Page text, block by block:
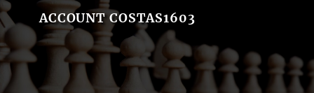
ACCOUNT COSTAS1603